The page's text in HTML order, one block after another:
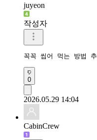
juyeon
작성자
꼭꼭 씹어 먹는 방법
0
2026.05.29 14:04
CabinCrew